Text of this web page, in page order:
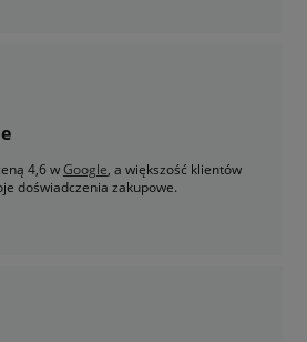
4,6 wGoogle, a większość klientów
doświadczenia zakupowe.